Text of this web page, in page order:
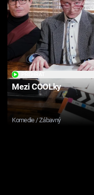
Mezi COOLky
Komedie / Zábavný